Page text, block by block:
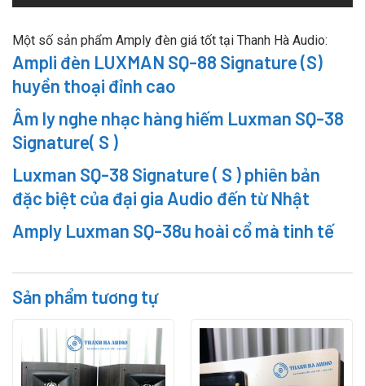
Một số sản phẩm Amply đèn giá tốt tại Thanh Hà Audio:
Ampli đèn LUXMAN SQ-88 Signature (S)
huyền thoại đỉnh cao
Âm ly nghe nhạc hàng hiếm Luxman SQ-38
Signature( S )
Luxman SQ-38 Signature ( S ) phiên bản
đặc biệt của đại gia Audio đến từ Nhật
Amply Luxman SQ-38u hoài cổ mà tinh tế
Sản phẩm tương tự